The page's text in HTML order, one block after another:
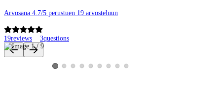
Arvosana 4.7/5 perustuen 19 arvosteluun
19reviews 3questions
Product images and videos
View product image 1
View product image 2
View product image 3
View product image 4
View product image 5
View product image 6
View product image 7
View product image 8
View product image 9